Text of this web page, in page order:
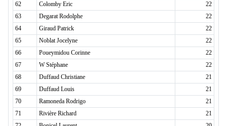
62
Colomby Eric
22
63
Degarat Rodolphe
22
64
Giraud Patrick
22
65
Noblat Jocelyne
22
66
Poueymidou Corinne
22
67
W Stéphane
22
68
Duffaud Christiane
21
69
Duffaud Louis
21
70
Ramoneda Rodrigo
21
71
Rivière Richard
21